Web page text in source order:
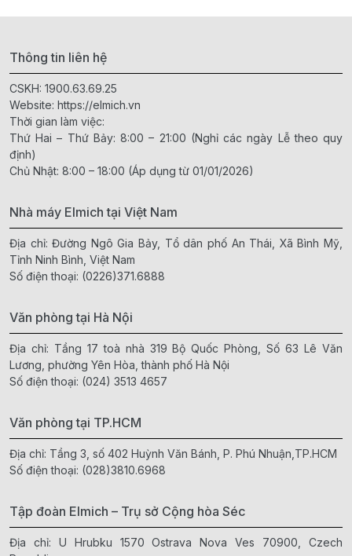
Thông tin liên hệ
CSKH: 1900.63.69.25
Website: https://elmich.vn
Thời gian làm việc:
Thứ Hai – Thứ Bảy: 8:00 – 21:00 (Nghỉ các ngày Lễ theo quy
định)
Chủ Nhật: 8:00 – 18:00 (Áp dụng từ 01/01/2026)
Nhà máy Elmich tại Việt Nam
Địa chỉ: Đường Ngô Gia Bảy, Tổ dân phố An Thái, Xã Bình Mỹ,
Tỉnh Ninh Bình, Việt Nam
Số điện thoại: (0226)371.6888
Văn phòng tại Hà Nội
Địa chỉ: Tầng 17 toà nhà 319 Bộ Quốc Phòng, Số 63 Lê Văn
Lương, phường Yên Hòa, thành phố Hà Nội
Số điện thoại: (024) 3513 4657
Văn phòng tại TP.HCM
Địa chỉ: Tầng 3, số 402 Huỳnh Văn Bánh, P. Phú Nhuận,TP.HCM
Số điện thoại: (028)3810.6968
Tập đoàn Elmich – Trụ sở Cộng hòa Séc
Địa chỉ: U Hrubku 1570 Ostrava Nova Ves 70900, Czech